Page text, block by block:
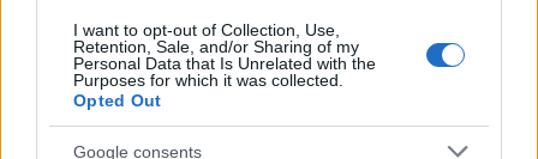
I want to opt-out of Collection, Use,
Retention, Sale, and/or Sharing of my
Personal Data that Is Unrelated with the
Purposes for which it was collected.
Opted Out
Google consents
A következő generációnak nehéz a dolga, de
szerinted az, hogy ők máshogy élnek, más dolgokat